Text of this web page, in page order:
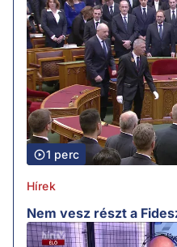
1 perc
Hírek
Nem vesz részt a